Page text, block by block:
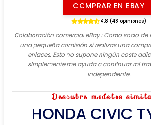
COMPRAR EN EBAY
4.8 (48 opiniones)
Colaboración comercial eBay: Como socio de
una pequeña comisión si realizas una
enlaces. Esto no supone ningún coste
simplemente me ayuda a continuar mi
independiente.
Descubre modelos
HONDA CIVIC